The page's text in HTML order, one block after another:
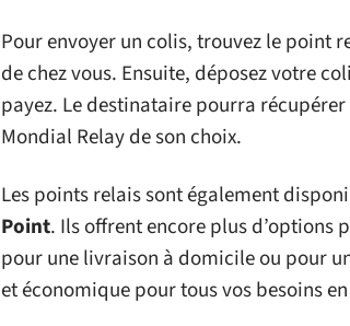
Pour envoyer un colis, trouvez le point
de chez vous. Ensuite, déposez votre
payez. Le destinataire pourra
Mondial Relay de son choix.
Les points relais sont également
Point. Ils offrent encore plus d’options
pour une livraison à domicile ou pour
et économique pour tous vos besoins